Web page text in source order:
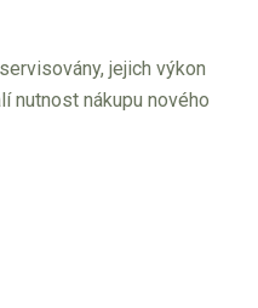
jejich výkon
nutnost nákupu nového